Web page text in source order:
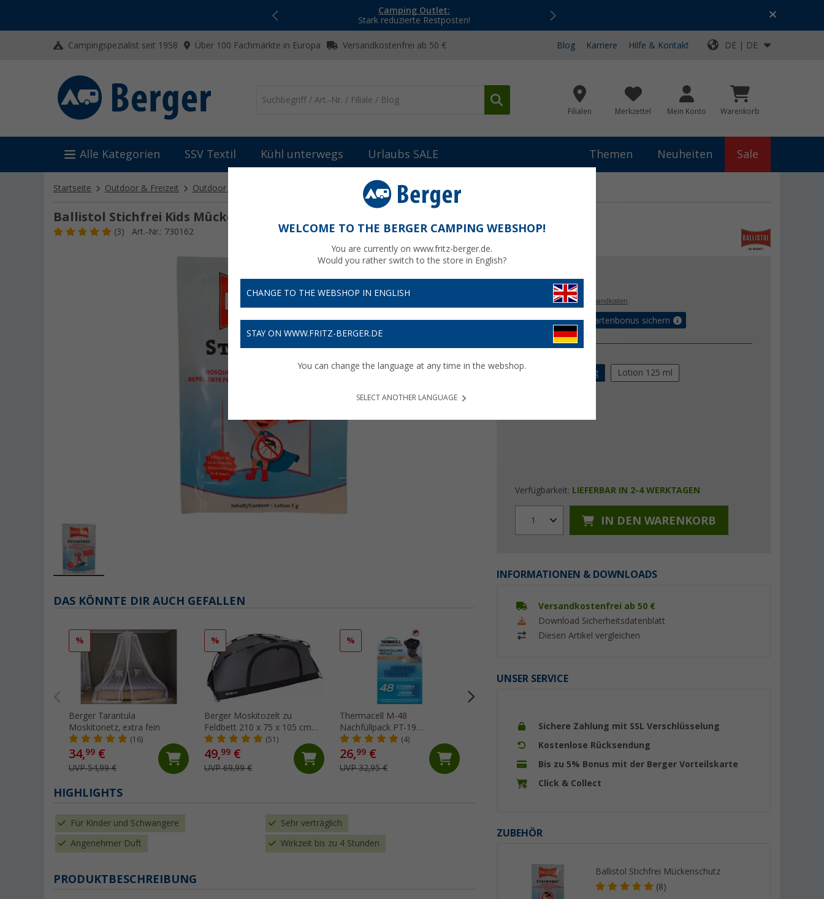
Camping Outlet:
Stark reduzierte Restposten!
Top-Deals für dein Abenteuer!
Campingspezialist seit 1958 Über 100 Fachmärkte in Europa Versandkostenfrei ab 50 € Blog Karriere Hilfe & Kontakt DE | DE
Filialen Merkzettel Mein Konto Warenkorb
Alle Kategorien SSV Textil Kühl unterwegs Urlaubs SALE Themen Neuheiten Sale
Startseite Outdoor & Freizeit Outdoor Ausrüstung Insektenabwehr & Mückenschutz Ballistol Stichfrei Kids Mückenschutz
Ballistol Stichfrei Kids Mückenschutz 1 Tuch getränkt 5 g
(3) Art.-Nr.: 730162
0, €
Preise inkl. MwSt.,zzgl. Versandkosten
Bis zu 5% Vorteilskartenbonus sichern
1 Tuch getränkt 5 g
Lotion 125 ml
Verfügbarkeit: LIEFERBAR IN 2-4 WERKTAGEN
1 IN DEN WARENKORB
INFORMATIONEN & DOWNLOADS
Versandkostenfrei ab 50 €
Download Sicherheitsdatenblatt
Diesen Artikel vergleichen
UNSER SERVICE
Sichere Zahlung mit SSL Verschlüsselung
Kostenlose Rücksendung
Bis zu 5% Bonus mit der Berger Vorteilskarte
Click & Collect
ZUBEHÖR
Ballistol Stichfrei Mückenschutz
(8)
DAS KÖNNTE DIR AUCH GEFALLEN
%
Berger Tarantula
Moskitonetz, extra fein
(16)
34,99 €
UVP 54,99 €
%
Berger Moskitozelt zu
Feldbett 210 x 75 x 105 cm
grau
(51)
49,99 €
UVP 69,99 €
%
Thermacell M-48
Nachfüllpack PT-19
Backpacker 48 Stunden
(4)
26,99 €
UVP 32,95 €
Backpacker PT-19
Insektenschutzgerät /
Mückenabwehr
UVP 74,95 €
Citronella Extra Stark (10er
3,50 €
HIGHLIGHTS
Für Kinder und Schwangere Sehr verträglich
Angenehmer Duft Wirkzeit bis zu 4 Stunden
PRODUKTBESCHREIBUNG
WELCOME TO THE BERGER CAMPING WEBSHOP!
You are currently on www.fritz-berger.de.
Would you rather switch to the store in English?
CHANGE TO THE WEBSHOP IN ENGLISH
STAY ON WWW.FRITZ-BERGER.DE
You can change the language at any time in the webshop.
SELECT ANOTHER LANGUAGE